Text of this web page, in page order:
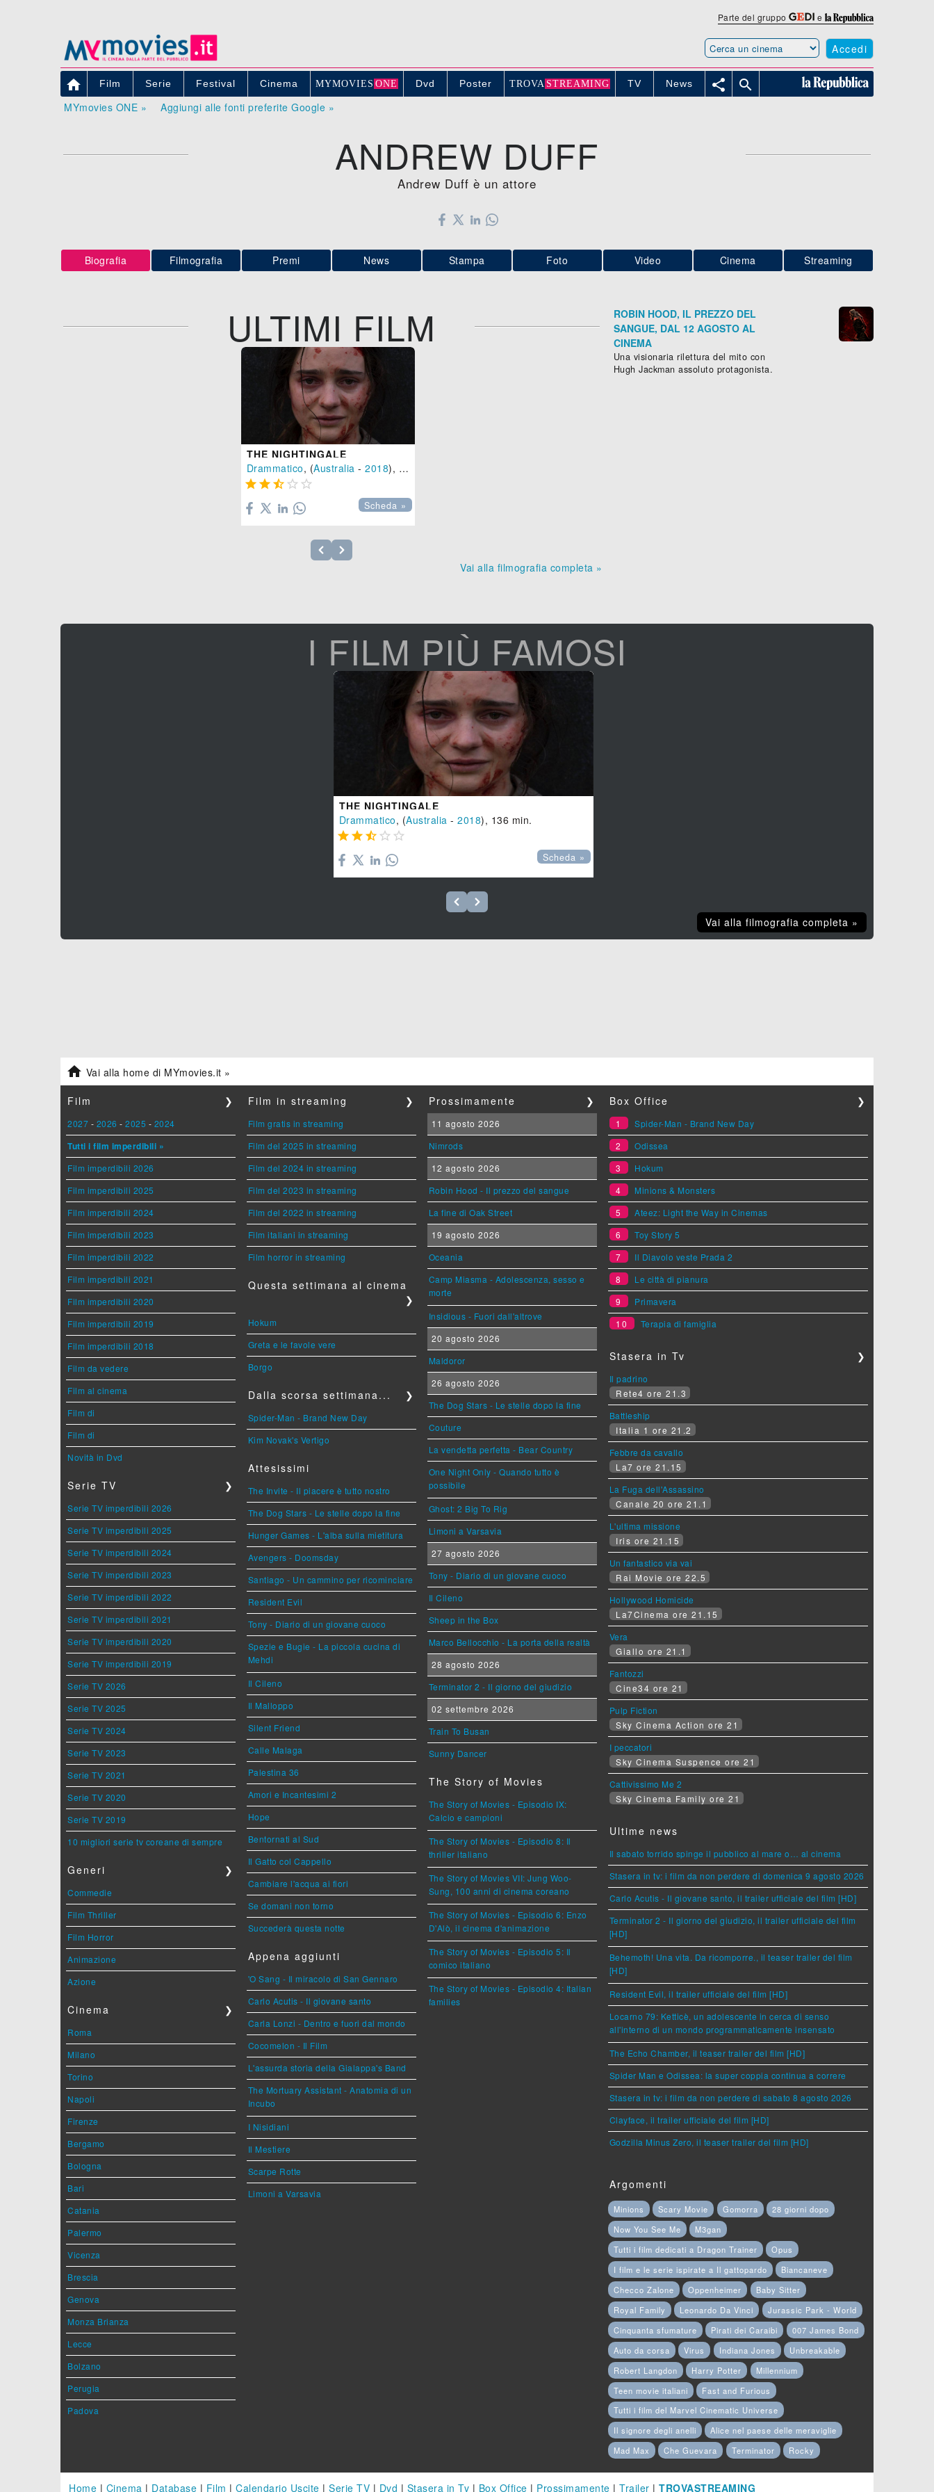
Parte del gruppo e
Accedi
 Film Serie Festival Cinema MYMOVIE S ONE Dvd Poster TROVA STREAMING TV News  
MYmovies ONE » Aggiungi alle fonti preferite Google »
ANDREW DUFF
Andrew Duff è un attore
Biografia Filmografia Premi News Stampa Foto Video Cinema Streaming
ULTIMI FILM
THE NIGHTINGALE
Drammatico, (Australia -2018), 136 min.
    
Scheda »
Vai alla filmografia completa »
ROBIN HOOD, IL PREZZO DEL
SANGUE, DAL 12 AGOSTO AL
CINEMA
Una visionaria rilettura del mito con
Hugh Jackman assoluto protagonista.
I FILM PIÙ FAMOSI
THE NIGHTINGALE
Drammatico, (Australia -2018), 136 min.
    
Scheda »
Vai alla filmografia completa »
 Vai alla home di MYmovies.it »
Film ❯
2027 - 2026 - 2025 - 2024
Tutti i film imperdibili »
Film imperdibili 2026
Film imperdibili 2025
Film imperdibili 2024
Film imperdibili 2023
Film imperdibili 2022
Film imperdibili 2021
Film imperdibili 2020
Film imperdibili 2019
Film imperdibili 2018
Film da vedere
Film al cinema
Film di
Film di
Novità in Dvd
Serie TV ❯
Serie TV imperdibili 2026
Serie TV imperdibili 2025
Serie TV imperdibili 2024
Serie TV imperdibili 2023
Serie TV imperdibili 2022
Serie TV imperdibili 2021
Serie TV imperdibili 2020
Serie TV imperdibili 2019
Serie TV 2026
Serie TV 2025
Serie TV 2024
Serie TV 2023
Serie TV 2021
Serie TV 2020
Serie TV 2019
10 migliori serie tv coreane di sempre
Generi ❯
Commedie
Film Thriller
Film Horror
Animazione
Azione
Cinema ❯
Roma
Milano
Torino
Napoli
Firenze
Bergamo
Bologna
Bari
Catania
Palermo
Vicenza
Brescia
Genova
Monza Brianza
Lecce
Bolzano
Perugia
Padova
Film in streaming ❯
Film gratis in streaming
Film del 2025 in streaming
Film del 2024 in streaming
Film del 2023 in streaming
Film del 2022 in streaming
Film italiani in streaming
Film horror in streaming
Questa settimana al cinema
❯
Hokum
Greta e le favole vere
Borgo
Dalla scorsa settimana... ❯
Spider-Man - Brand New Day
Kim Novak's Vertigo
Attesissimi
The Invite - Il piacere è tutto nostro
The Dog Stars - Le stelle dopo la fine
Hunger Games - L'alba sulla mietitura
Avengers - Doomsday
Santiago - Un cammino per ricominciare
Resident Evil
Tony - Diario di un giovane cuoco
Spezie e Bugie - La piccola cucina di
Mehdi
Il Cileno
Il Malloppo
Silent Friend
Calle Malaga
Palestina 36
Amori e Incantesimi 2
Hope
Bentornati al Sud
Il Gatto col Cappello
Cambiare l'acqua ai fiori
Se domani non torno
Succederà questa notte
Appena aggiunti
'O Sang - Il miracolo di San Gennaro
Carlo Acutis - Il giovane santo
Carla Lonzi - Dentro e fuori dal mondo
Cocomelon - Il Film
L'assurda storia della Gialappa's Band
The Mortuary Assistant - Anatomia di un
Incubo
I Nisidiani
Il Mestiere
Scarpe Rotte
Limoni a Varsavia
Prossimamente ❯
11 agosto 2026
Nimrods
12 agosto 2026
Robin Hood - Il prezzo del sangue
La fine di Oak Street
19 agosto 2026
Oceania
Camp Miasma - Adolescenza, sesso e
morte
Insidious - Fuori dall'altrove
20 agosto 2026
Maldoror
26 agosto 2026
The Dog Stars - Le stelle dopo la fine
Couture
La vendetta perfetta - Bear Country
One Night Only - Quando tutto è
possibile
Ghost: 2 Big To Rig
Limoni a Varsavia
27 agosto 2026
Tony - Diario di un giovane cuoco
Il Cileno
Sheep in the Box
Marco Bellocchio - La porta della realtà
28 agosto 2026
Terminator 2 - Il giorno del giudizio
02 settembre 2026
Train To Busan
Sunny Dancer
The Story of Movies
The Story of Movies - Episodio IX:
Calcio e campioni
The Story of Movies - Episodio 8: Il
thriller italiano
The Story of Movies VII: Jung Woo-
Sung, 100 anni di cinema coreano
The Story of Movies - Episodio 6: Enzo
D'Alò, il cinema d'animazione
The Story of Movies - Episodio 5: Il
comico italiano
The Story of Movies - Episodio 4: Italian
families
Box Office ❯
1
Spider-Man - Brand New Day
2
Odissea
3
Hokum
4
Minions & Monsters
5
Ateez: Light the Way in Cinemas
6
Toy Story 5
7
Il Diavolo veste Prada 2
8
Le città di pianura
9
Primavera
10
Terapia di famiglia
Stasera in Tv ❯
Il padrino
Rete4 ore 21.3
Battleship
Italia 1 ore 21.2
Febbre da cavallo
La7 ore 21.15
La Fuga dell'Assassino
Canale 20 ore 21.1
L'ultima missione
Iris ore 21.15
Un fantastico via vai
Rai Movie ore 22.5
Hollywood Homicide
La7Cinema ore 21.15
Vera
Giallo ore 21.1
Fantozzi
Cine34 ore 21
Pulp Fiction
Sky Cinema Action ore 21
I peccatori
Sky Cinema Suspence ore 21
Cattivissimo Me 2
Sky Cinema Family ore 21
Ultime news
Il sabato torrido spinge il pubblico al mare o… al cinema
Stasera in tv: i film da non perdere di domenica 9 agosto 2026
Carlo Acutis - Il giovane santo, il trailer ufficiale del film [HD]
Terminator 2 - Il giorno del giudizio, il trailer ufficiale del film
[HD]
Behemoth! Una vita. Da ricomporre., il teaser trailer del film
[HD]
Resident Evil, il trailer ufficiale del film [HD]
Locarno 79: Ketticè, un adolescente in cerca di senso
all'interno di un mondo programmaticamente insensato
The Echo Chamber, il teaser trailer del film [HD]
Spider Man e Odissea: la super coppia continua a correre
Stasera in tv: i film da non perdere di sabato 8 agosto 2026
Clayface, il trailer ufficiale del film [HD]
Godzilla Minus Zero, il teaser trailer del film [HD]
Argomenti
Minions Scary Movie Gomorra
28 giorni dopo
Now You See Me
M3gan
Tutti i film dedicati a Dragon Trainer
Opus
I film e le serie ispirate a Il gattopardo
Biancaneve
Checco Zalone
Oppenheimer
Baby Sitter
Royal Family
Leonardo Da Vinci
Jurassic Park - World
Cinquanta sfumature
Pirati dei Caraibi
007 James Bond
Auto da corsa
Virus Indiana Jones
Unbreakable
Robert Langdon
Harry Potter
Millennium
Teen movie italiani
Fast and Furious
Tutti i film del Marvel Cinematic Universe
Il signore degli anelli
Alice nel paese delle meraviglie
Mad Max
Che Guevara Terminator Rocky
Home | Cinema | Database | Film | Calendario Uscite | Serie TV | Dvd | Stasera in Tv | Box Office | Prossimamente | Trailer | TROVASTREAMING